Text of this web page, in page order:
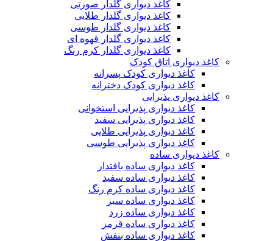
کاغذ دیواری گلدار صورتی
کاغذ دیواری گلدار طلایی
کاغذ دیواری گلدار طوسی
کاغذ دیواری گلدار قهوه ای
کاغذ دیواری گلدار کرم رنگ
کاغذ دیواری اتاق کودک
کاغذ دیواری کودک پسرانه
کاغذ دیواری کودک دخترانه
کاغذ دیواری پذیرایی
کاغذ دیواری پذیرایی استخوانی
کاغذ دیواری پذیرایی سفید
کاغذ دیواری پذیرایی طلایی
کاغذ دیواری پذیرایی طوسی
کاغذ دیواری ساده
کاغذ دیواری ساده بافتدار
کاغذ دیواری ساده سفید
کاغذ دیواری ساده کرم رنگ
کاغذ دیواری ساده سبز
کاغذ دیواری ساده زرد
کاغذ دیواری ساده قرمز
کاغذ دیواری ساده بنفش